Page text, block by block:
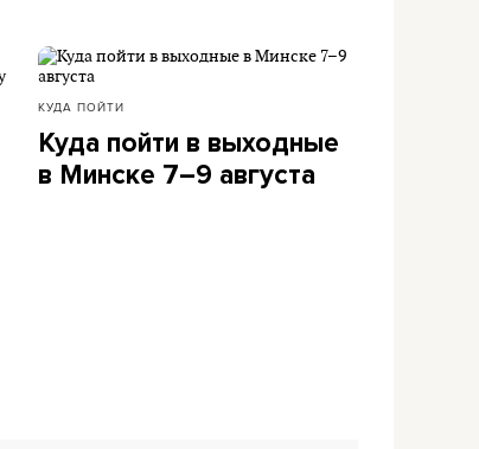
КУДА ПОЙТИ
Куда пойти в выходные
в Минске 7–9 августа